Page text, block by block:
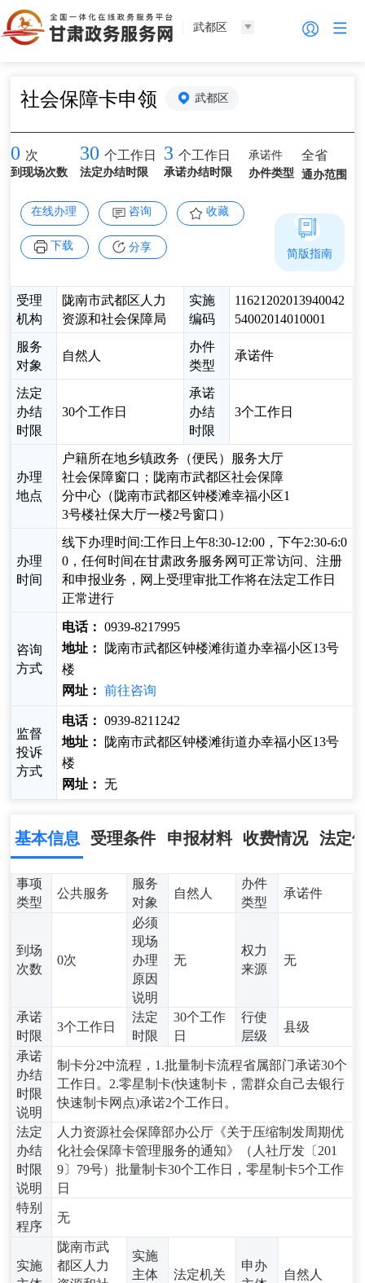
武都区
社会保障卡申领 武都区
0 次
到现场次数
30 个工作日
法定办结时限
3 个工作日
承诺办结时限
承诺件
办件类型
全省
通办范围
在线办理 咨询 收藏
下载 分享
受理
机构
陇南市武都区人力
资源和社会保障局
实施
编码
11621202013940042
54002014010001
服务
对象
自然人
办件
类型
承诺件
法定
办结
时限
30个工作日
承诺
办结
时限
3个工作日
办理
地点
户籍所在地乡镇政务（便民）服务大厅
社会保障窗口；陇南市武都区社会保障
分中心（陇南市武都区钟楼滩幸福小区1
3号楼社保大厅一楼2号窗口）
办理
时间
线下办理时间:工作日上午8:30-12:00，下午2:30-6:0
0，任何时间在甘肃政务服务网可正常访问、注册
和申报业务，网上受理审批工作将在法定工作日
正常进行
咨询
方式
电话： 0939-8217995
地址：
陇南市武都区钟楼滩街道办幸福小区13号
楼
网址： 前往咨询
监督
投诉
方式
电话： 0939-8211242
地址：
陇南市武都区钟楼滩街道办幸福小区13号
楼
网址： 无
简版指南
基本信息 受理条件 申报材料 收费情况 法定
事项
类型
公共服务
服务
对象
自然人
办件
类型
承诺件
到场
次数
0次
必须
现场
办理
原因
说明
无
权力
来源
无
承诺
时限
3个工作日
法定
时限
30个工作
日
行使
层级
县级
承诺
办结
时限
说明
制卡分2中流程，1.批量制卡流程省属部门承诺30个
工作日。2.零星制卡(快速制卡，需群众自己去银行
快速制卡网点)承诺2个工作日。
法定
办结
时限
说明
人力资源社会保障部办公厅《关于压缩制发周期优
化社会保障卡管理服务的通知》（人社厅发〔201
9〕79号）批量制卡30个工作日，零星制卡5个工作
日
特别
程序
无
实施
陇南市武
都区人力
实施
主体
法定机关
申办
自然人